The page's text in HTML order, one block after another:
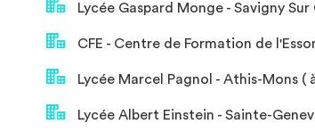
Lycée Gaspard Monge - Savigny
CFE - Centre de Formation de
Lycée Marcel Pagnol - Athis-Mons (
Lycée Albert Einstein - Sainte-